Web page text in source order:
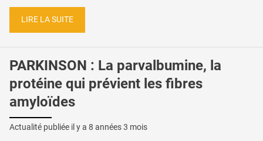
LIRE LA SUITE
PARKINSON : La parvalbumine, la
protéine qui prévient les fibres
amyloïdes
Actualité publiée il y a 8 années 3 mois